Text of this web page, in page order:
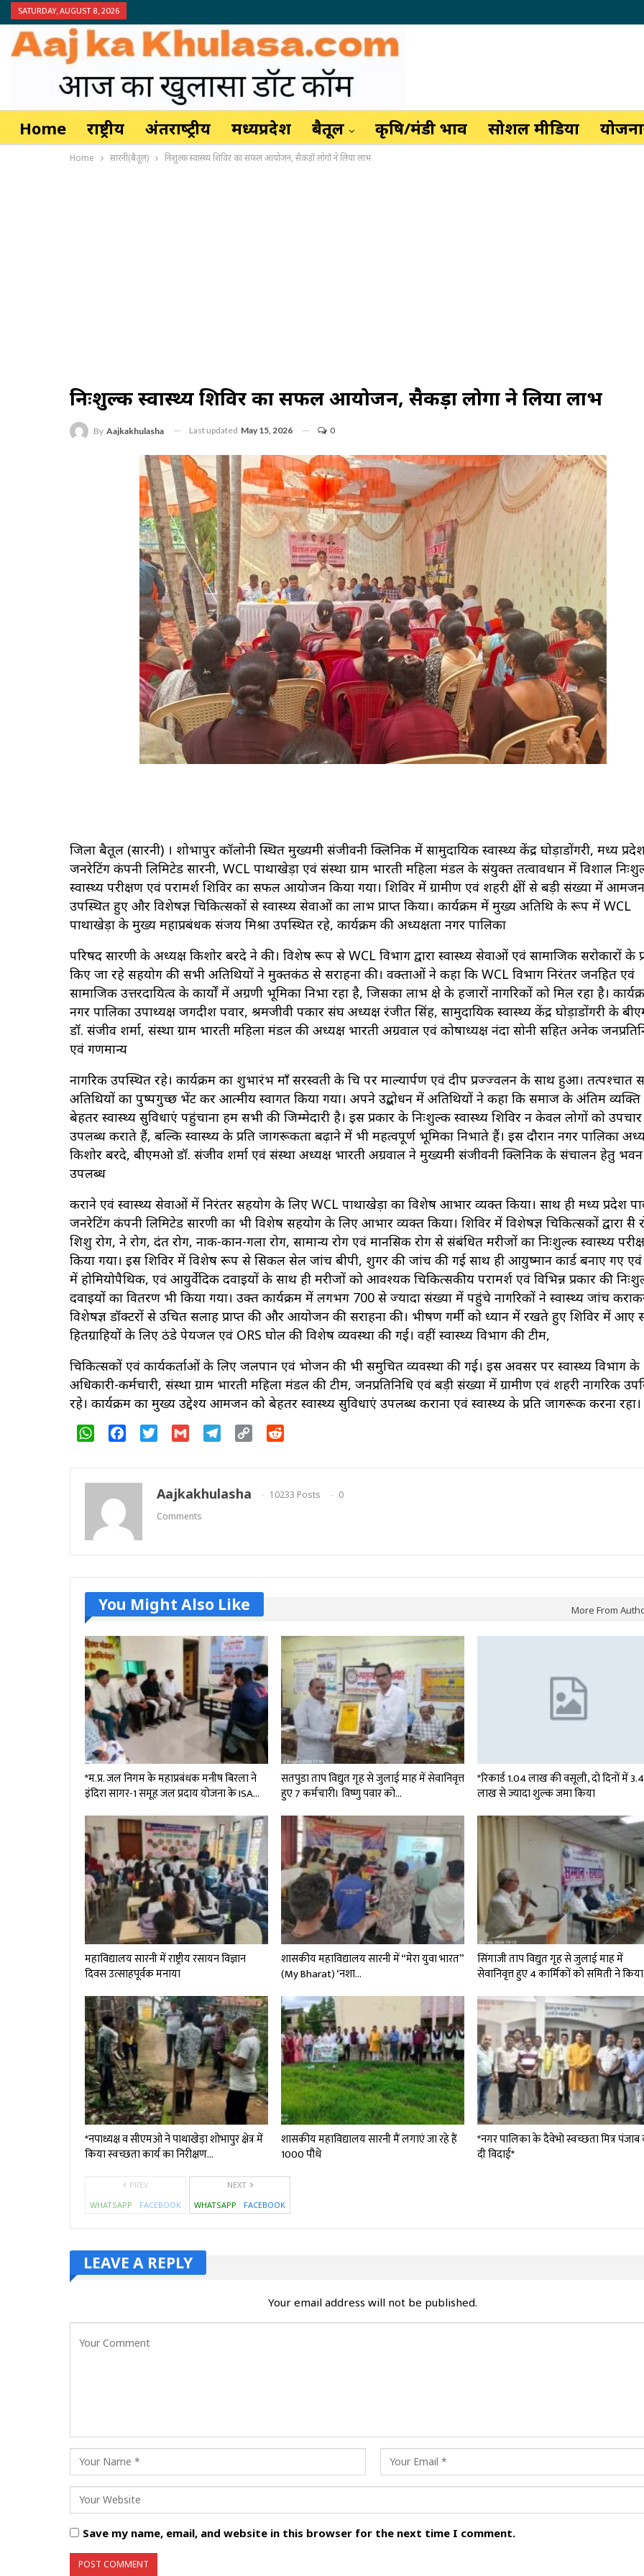
SATURDAY, AUGUST 8, 2026
Home राष्ट्रीय अंतर्राष्‍ट्रीय मध्यप्रदेश बैतूल कृषि/मंडी भाव सोशल मीडिया
Home सारनी(बैतूल) निःशुल्क स्वास्थ्य शिविर का सफल आयोजन, सैकड़ों लोगों ने लिया लाभ
निःशुल्क स्वास्थ्य शिविर का सफल आयोजन, सैकड़ों लोगों ने लिया लाभ
By Aajkakhulasha Last updated May 15, 2026 0
जिला बैतूल (सारनी) । शोभापुर कॉलोनी स्थित मुख्यमंत्री संजीवनी क्लिनिक में सामुदायिक स्वास्थ्य केंद्र घोड़ाडोंगरी, मध्य
जनरेटिंग कंपनी लिमिटेड सारनी, WCL पाथाखेड़ा एवं संस्था ग्राम भारती महिला मंडल के संयुक्त तत्वावधान में विशाल
स्वास्थ्य परीक्षण एवं परामर्श शिविर का सफल आयोजन किया गया। शिविर में ग्रामीण एवं शहरी क्षेत्रों से बड़ी संख्या में आमजन
उपस्थित हुए और विशेषज्ञ चिकित्सकों से स्वास्थ्य सेवाओं का लाभ प्राप्त किया। कार्यक्रम में मुख्य अतिथि के रूप में WCL
पाथाखेड़ा के मुख्य महाप्रबंधक संजय मिश्रा उपस्थित रहे, कार्यक्रम की अध्यक्षता नगर पालिका
परिषद सारणी के अध्यक्ष किशोर बरदे ने की। विशेष रूप से WCL विभाग द्वारा स्वास्थ्य सेवाओं एवं सामाजिक सरोकारों के
किए जा रहे सहयोग की सभी अतिथियों ने मुक्तकंठ से सराहना की। वक्ताओं ने कहा कि WCL विभाग निरंतर जनहित एवं
सामाजिक उत्तरदायित्व के कार्यों में अग्रणी भूमिका निभा रहा है, जिसका लाभ क्षेत्र के हजारों नागरिकों को मिल रहा है।
नगर पालिका उपाध्यक्ष जगदीश पवार, श्रमजीवी पत्रकार संघ अध्यक्ष रंजीत सिंह, सामुदायिक स्वास्थ्य केंद्र घोड़ाडोंगरी के
डॉ. संजीव शर्मा, संस्था ग्राम भारती महिला मंडल की अध्यक्ष भारती अग्रवाल एवं कोषाध्यक्ष नंदा सोनी सहित अनेक
एवं गणमान्य
नागरिक उपस्थित रहे। कार्यक्रम का शुभारंभ माँ सरस्वती के चित्र पर माल्यार्पण एवं दीप प्रज्ज्वलन के साथ हुआ। तत्पश्चात
अतिथियों का पुष्पगुच्छ भेंट कर आत्मीय स्वागत किया गया। अपने उद्बोधन में अतिथियों ने कहा कि समाज के अंतिम
बेहतर स्वास्थ्य सुविधाएं पहुंचाना हम सभी की जिम्मेदारी है। इस प्रकार के निःशुल्क स्वास्थ्य शिविर न केवल लोगों को उपचार
उपलब्ध कराते हैं, बल्कि स्वास्थ्य के प्रति जागरूकता बढ़ाने में भी महत्वपूर्ण भूमिका निभाते हैं। इस दौरान नगर पालिका
किशोर बरदे, बीएमओ डॉ. संजीव शर्मा एवं संस्था अध्यक्ष भारती अग्रवाल ने मुख्यमंत्री संजीवनी क्लिनिक के संचालन हेतु भवन
उपलब्ध
कराने एवं स्वास्थ्य सेवाओं में निरंतर सहयोग के लिए WCL पाथाखेड़ा का विशेष आभार व्यक्त किया। साथ ही मध्य प्रदेश
जनरेटिंग कंपनी लिमिटेड सारणी का भी विशेष सहयोग के लिए आभार व्यक्त किया। शिविर में विशेषज्ञ चिकित्सकों द्वारा स्त्री
शिशु रोग, नेत्र रोग, दंत रोग, नाक-कान-गला रोग, सामान्य रोग एवं मानसिक रोग से संबंधित मरीजों का निःशुल्क स्वास्थ्य
किया गया। इस शिविर में विशेष रूप से सिकल सेल जांच बीपी, शुगर की जांच की गई साथ ही आयुष्मान कार्ड बनाए गए एवं
में होमियोपैथिक, एवं आयुर्वेदिक दवाइयों के साथ ही मरीजों को आवश्यक चिकित्सकीय परामर्श एवं विभिन्न प्रकार की
दवाइयों का वितरण भी किया गया। उक्त कार्यक्रम में लगभग 700 से ज्यादा संख्या में पहुंचे नागरिकों ने स्वास्थ्य जांच
विशेषज्ञ डॉक्टरों से उचित सलाह प्राप्त की और आयोजन की सराहना की। भीषण गर्मी को ध्यान में रखते हुए शिविर में आए
हितग्राहियों के लिए ठंडे पेयजल एवं ORS घोल की विशेष व्यवस्था की गई। वहीं स्वास्थ्य विभाग की टीम,
चिकित्सकों एवं कार्यकर्ताओं के लिए जलपान एवं भोजन की भी समुचित व्यवस्था की गई। इस अवसर पर स्वास्थ्य विभाग के
अधिकारी-कर्मचारी, संस्था ग्राम भारती महिला मंडल की टीम, जनप्रतिनिधि एवं बड़ी संख्या में ग्रामीण एवं शहरी नागरिक
रहे। कार्यक्रम का मुख्य उद्देश्य आमजन को बेहतर स्वास्थ्य सुविधाएं उपलब्ध कराना एवं स्वास्थ्य के प्रति जागरूक करना रहा।
WhatsAppFacebookTwitter Gmail Telegram
Copy
Aajkakhulasha 10233 Posts
0
Comments
You Might Also Like More From
*म.प्र. जल निगम के महाप्रबंधक मनीष बिरला ने
इंदिरा सागर-1 समूह जल प्रदाय योजना के ISA…
सतपुडा ताप विद्युत गृह से जुलाई माह में सेवानिवृत्त
हुए 7 कर्मचारी। विष्णु पवार को…
*रिकार्ड 1.04 लाख की वसूली, दो दिनों में
लाख से ज्यादा शुल्क जमा किया
महाविद्यालय सारनी में राष्ट्रीय रसायन विज्ञान
दिवस उत्साहपूर्वक मनाया
शासकीय महाविद्यालय सारनी में “मेरा युवा भारत”
(My Bharat) ‘नशा…
सिंगाजी ताप विद्युत गृह से जुलाई माह में
सेवानिवृत्त हुए 4 कार्मिकों को समिती ने
*नपाध्यक्ष व सीएमओ ने पाथाखेड़ा शोभापुर क्षेत्र में
किया स्वच्छता कार्य का निरीक्षण…
शासकीय महाविद्यालय सारनी मैं लगाएं जा रहे हैं
1000 पौधे
*नगर पालिका के दैवेभो स्वच्छता मित्र पंजाब
दी विदाई*
PREV
WHATSAPP
FACEBOOK
NEXT
WHATSAPP
FACEBOOK
LEAVE A REPLY
Your email address will not be published.
Save my name, email, and website in this browser for the next time I comment.